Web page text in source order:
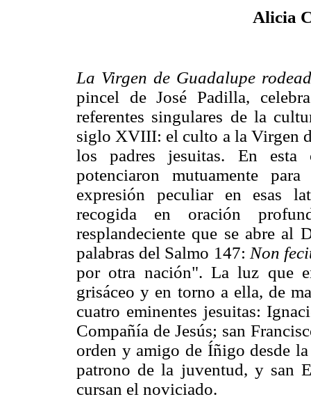
Alicia
La Virgen de Guadalupe
pincel de José Padilla,
referentes singulares de la
siglo XVIII: el culto a la Virgen
los padres jesuitas. En esta
potenciaron mutuamente
expresión peculiar en esas
recogida en oración
resplandeciente que se abre al
palabras del Salmo 147: Non
por otra nación". La luz que
grisáceo y en torno a ella, de
cuatro eminentes jesuitas:
Compañía de Jesús; san
orden y amigo de Íñigo desde
patrono de la juventud, y san
cursan el noviciado.